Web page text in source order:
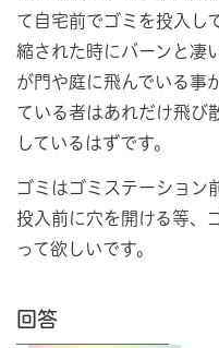
て自宅前でゴミを投入し
縮された時にバーンと凄
が門や庭に飛んでいる事
ている者はあれだけ飛び
しているはずです。
ゴミはゴミステーション
投入前に穴を開ける等、
って欲しいです。
回答